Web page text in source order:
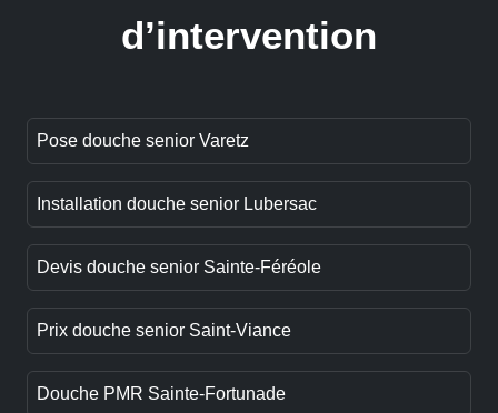
d’intervention
Pose douche senior Varetz
Installation douche senior Lubersac
Devis douche senior Sainte-Féréole
Prix douche senior Saint-Viance
Douche PMR Sainte-Fortunade